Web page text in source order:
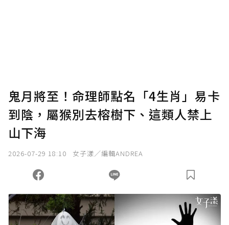
鬼月將至！命理師點名「4生肖」易卡
到陰，屬猴別去榕樹下、這類人禁上
山下海
2026-07-29 18:10 女子漾／編輯ANDREA